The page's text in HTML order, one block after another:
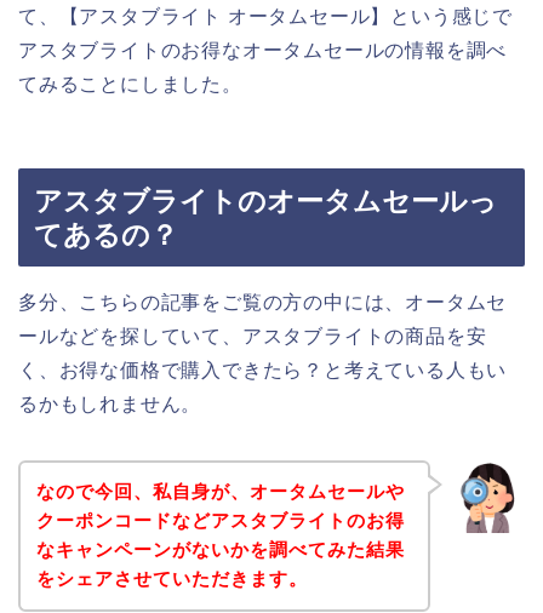
て、【アスタブライト オータムセール】という感じで
アスタブライトのお得なオータムセールの情報を調べ
てみることにしました。
アスタブライトのオータムセールっ
てあるの？
多分、こちらの記事をご覧の方の中には、オータムセ
ールなどを探していて、アスタブライトの商品を安
く、お得な価格で購入できたら？と考えている人もい
るかもしれません。
なので今回、私自身が、オータムセールや
クーポンコードなどアスタブライトのお得
なキャンペーンがないかを調べてみた結果
をシェアさせていただきます。